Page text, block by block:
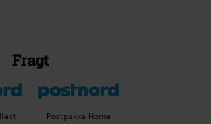
Fragt
Postpakke Home